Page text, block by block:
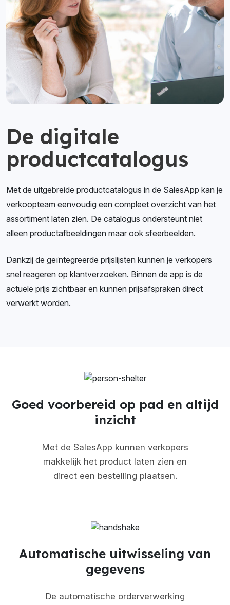
De digitale
productcatalogus
Met de uitgebreide productcatalogus in de SalesApp kan je
verkoopteam eenvoudig een compleet overzicht van het
assortiment laten zien. De catalogus ondersteunt niet
alleen productafbeeldingen maar ook sfeerbeelden.
Dankzij de geïntegreerde prijslijsten kunnen je verkopers
snel reageren op klantverzoeken. Binnen de app is de
actuele prijs zichtbaar en kunnen prijsafspraken direct
verwerkt worden.
Goed voorbereid op pad en altijd
inzicht
Met de SalesApp kunnen verkopers
makkelijk het product laten zien en
direct een bestelling plaatsen.
Automatische uitwisseling van
gegevens
De automatische orderverwerking